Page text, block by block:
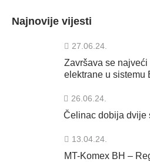
Najnovije vijesti
27.06.24.
Završava se
elektrane u sistemu
26.06.24.
Čelinac dobija dvije
13.04.24.
MT-Komex BH –